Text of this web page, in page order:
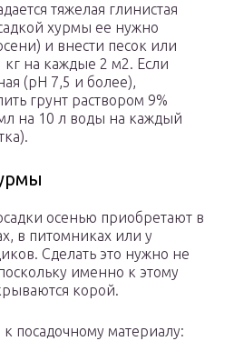
тяжелая глинистая
хурмы ее нужно
и внести песок или
кг на каждые 2 м2. Если
(pH 7,5 и более),
грунт раствором 9%
на 10 л воды на каждый
осенью приобретают в
в питомниках или у
Сделать это нужно не
именно к этому
корой.
посадочному материалу: